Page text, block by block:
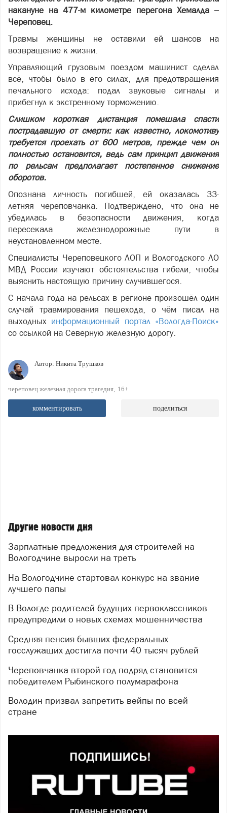
накануне на 477-м километре перегона Хемалда –
Череповец.
Травмы женщины не оставили ей шансов на
возвращение к жизни.
Управляющий грузовым поездом машинист сделал
всё, чтобы было в его силах, для предотвращения
печального исхода: подал звуковые сигналы и
прибегнул к экстренному торможению.
Слишком короткая дистанция помешала спасти
пострадавшую от смерти: как известно, локомотиву
требуется проехать от 600 метров, прежде чем он
полностью остановится, ведь сам принцип движения
по рельсам предполагает постепенное снижение
оборотов.
Опознана личность погибшей, ей оказалась 33-
летняя череповчанка. Подтверждено, что она не
убедилась в безопасности движения, когда
пересекала железнодорожные пути в
неустановленном месте.
Специалисты Череповецкого ЛОП и Вологодского ЛО
МВД России изучают обстоятельства гибели, чтобы
выяснить настоящую причину случившегося.
С начала года на рельсах в регионе произошёл один
случай травмирования пешехода, о чём писал на
выходных информационный портал «Вологда-Поиск»
со ссылкой на Северную железную дорогу.
Автор: Никита Трушков
череповец железная дорога трагедия 16+
комментировать поделиться
Другие новости дня
Зарплатные предложения для строителей на
Вологодчине выросли на треть
На Вологодчине стартовал конкурс на звание
лучшего папы
В Вологде родителей будущих первоклассников
предупредили о новых схемах мошенничества
Средняя пенсия бывших федеральных
госслужащих достигла почти 40 тысяч рублей
Череповчанка второй год подряд становится
победителем Рыбинского полумарафона
Володин призвал запретить вейпы по всей
стране